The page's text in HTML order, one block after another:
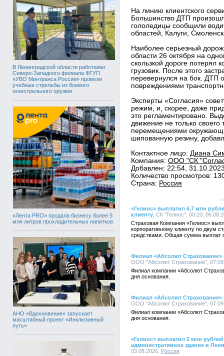
В Ленинградской области работники
Северо-Западного филиала ФГУП
«УВО Минтранса России» провели
учебные стрельбы из боевого
огнестрельного оружия
«Лента PRO» продала бизнесу более 5
млн литров прохладительных напитков
АНО «Вдохновение» запускает
масштабный проект «Инклюзивный
путь»
На линию клиентского
Большинство ДТП
гололедицы сообщили
областей, Калуги,
Наиболее серьезный
области 26 октября на
скользкой дороге потерял
грузовик. После этого
перевернулся на бок. ДТП
повреждениями
Эксперты «Согласия»
режим, и, скорее, даже
это регламентировано.
движение не только своего
перемещениями
шипованную резину,
Контактное лицо: Диана
Компания: ООО "СК
Добавлен: 22:54,
Количество просмотров:
Страна: Россия
«Гелиос» выплатил 6,7 млн
клиенту , СК "Гелиос", 00:20,
Страховая Компания «Гелиос»
корпоративному клиенту по двум
средствами. Общая сумма выплат
Филиал «Абсолют Страхование»
ООО "Абсолют Страхование",
Филиал компании «Абсолют
дня основания.
Филиал «Абсолют Страхование»
ООО "Абсолют Страхование",
Филиал компании «Абсолют
дня основания.
«Гелиос» выплатил 2 млн
административное здание в
03.08.2026, Россия